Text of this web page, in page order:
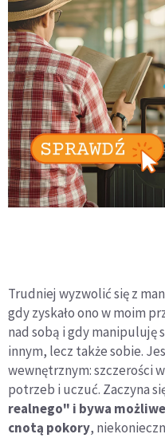
Trudniej wyzwolić się z
gdy zyskało ono w moim
nad sobą i gdy manipuluję
innym, lecz także sobie.
wewnętrznym: szczerości
potrzeb i uczuć. Zaczyna
realnego" i bywa
cnotą pokory,